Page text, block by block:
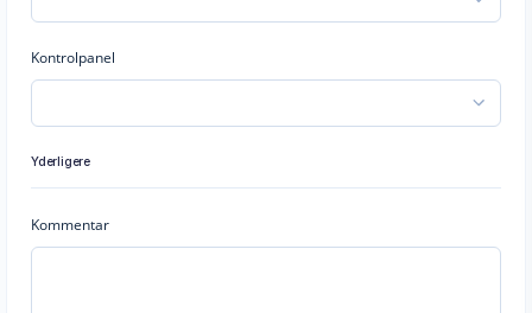
Kontrolpanel
Yderligere
Kommentar